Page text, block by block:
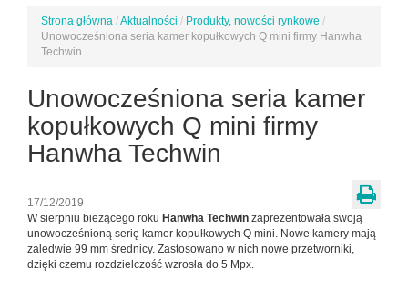
Jesteś
tutaj
Strona główna /Aktualności / Produkty, nowości rynkowe /
Unowocześniona seria kamer kopułkowych Q mini firmy Hanwha
Techwin
Unowocześniona seria kamer
kopułkowych Q mini firmy
Hanwha Techwin
17/12/2019
W sierpniu bieżącego roku Hanwha Techwin zaprezentowała swoją
unowocześnioną serię kamer kopułkowych Q mini. Nowe kamery mają
zaledwie 99 mm średnicy. Zastosowano w nich nowe przetworniki,
dzięki czemu rozdzielczość wzrosła do 5 Mpx.